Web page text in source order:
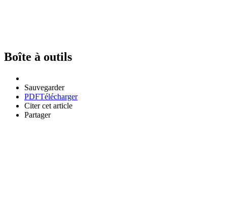
Boîte à outils
Sauvegarder
PDFTélécharger
Citer cet article
Partager